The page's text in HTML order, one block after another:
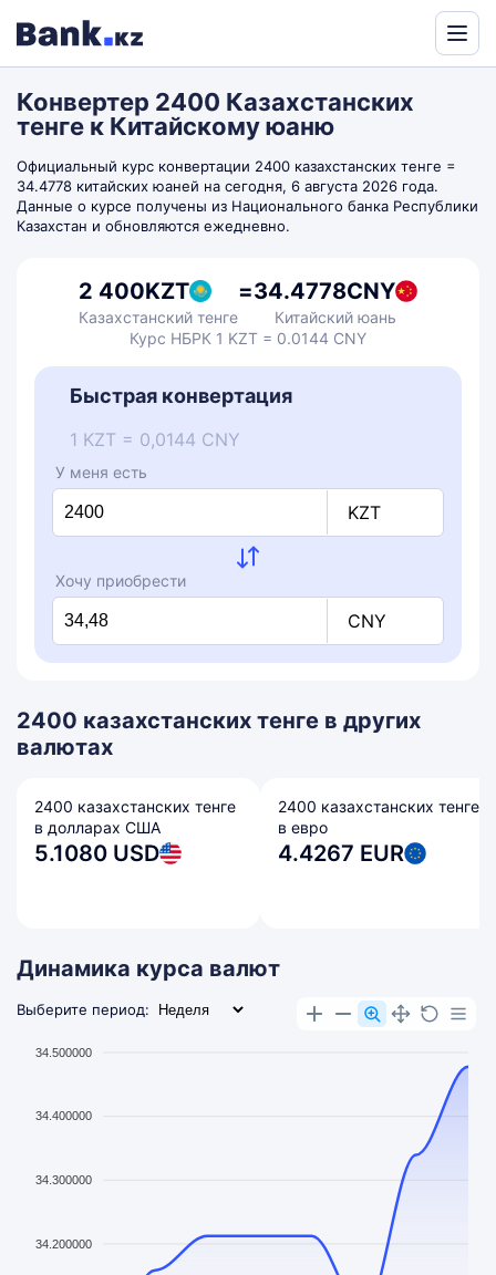
by
Translate
Конвертер 2400 Казахстанских
тенге к Китайскому юаню
Официальный курс конвертации 2400 казахстанских тенге =
34.4778 китайских юаней на сегодня, 6 августа 2026 года.
Данные о курсе получены из Национального банка Республики
Казахстан и обновляются ежедневно.
2 400KZT
Казахстанский тенге
=34.4778CNY
Китайский юань
Курс НБРК 1 KZT = 0.0144 CNY
Быстрая конвертация
1 KZT = 0,0144 CNY
У меня есть
KZT
Хочу приобрести
CNY
2400 казахстанских тенге в других
валютах
2400 казахстанских тенге
в долларах США
5.1080 USD
2400 казахстанских тенге
в евро
4.4267 EUR
Динамика курса валют
Выберите период:
34.500000
34.400000
34.300000
34.200000